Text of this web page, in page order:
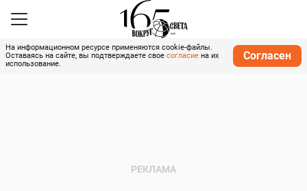
На информационном ресурсе применяются cookie-файлы.
Оставаясь на сайте, вы подтверждаете свое согласие на их
использование.
Согласен